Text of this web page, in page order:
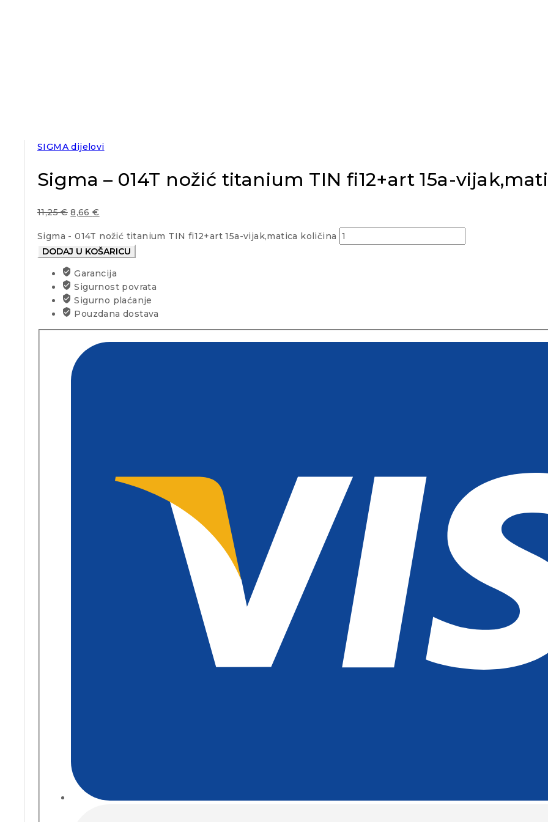
SIGMA dijelovi
Sigma – 014T nožić titanium TIN fi12+art 15a-
11,25€ 8,66€
Sigma - 014T nožić titanium TIN fi12+art 15a-vijak,matica količina
DODAJ U KOŠARICU
Garancija
Sigurnost povrata
Sigurno plaćanje
Pouzdana dostava